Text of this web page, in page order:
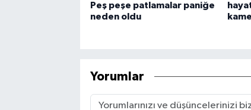
Peş peşe patlamalar paniğe
neden oldu
Yorumlar